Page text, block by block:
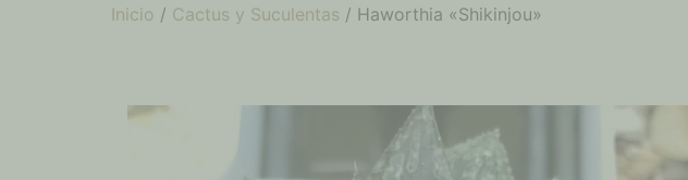
Inicio / Cactus y Suculentas / Haworthia «Shikinjou»